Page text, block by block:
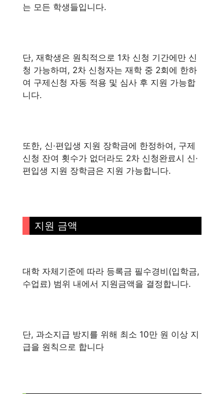
는 모든 학생들입니다.
단, 재학생은 원칙적으로 1차 신청 기간에만 신
청 가능하며, 2차 신청자는 재학 중 2회에 한하
여 구제신청 자동 적용 및 심사 후 지원 가능합
니다.
또한, 신·편입생 지원 장학금에 한정하여, 구제
신청 잔여 횟수가 없더라도 2차 신청완료시 신·
편입생 지원 장학금은 지원 가능합니다.
지원 금액
대학 자체기준에 따라 등록금 필수경비(입학금,
수업료) 범위 내에서 지원금액을 결정합니다.
단, 과소지급 방지를 위해 최소 10만 원 이상 지
급을 원칙으로 합니다